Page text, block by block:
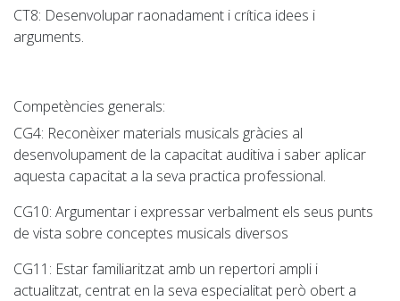
CT8: Desenvolupar raonadament i crítica idees i
arguments.
Competències generals:
CG4: Reconèixer materials musicals gràcies al
desenvolupament de la capacitat auditiva i saber aplicar
aquesta capacitat a la seva practica professional.
CG10: Argumentar i expressar verbalment els seus punts
de vista sobre conceptes musicals diversos
CG11 : Estar familiaritzat amb un repertori ampli i
actualitzat, centrat en la seva especialitat però obert a